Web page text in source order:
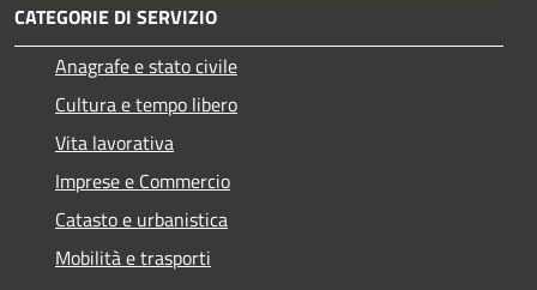
CATEGORIE DI SERVIZIO
Anagrafe e stato civile
Cultura e tempo libero
Vita lavorativa
Imprese e Commercio
Catasto e urbanistica
Mobilità e trasporti